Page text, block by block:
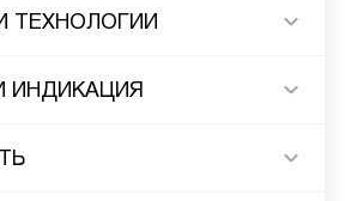
ТЕХНОЛОГИИ
ИНДИКАЦИЯ